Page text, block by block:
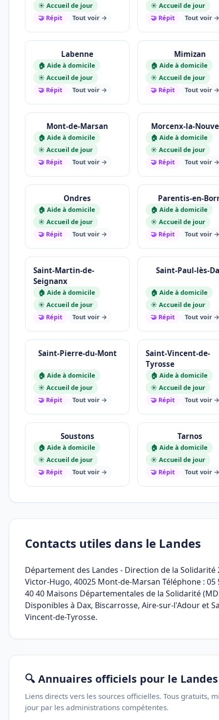
☀️ Accueil de jour
🤝 Répit
Tout voir →
☀️ Accueil de jour
🤝 Répit
Tout voir →
Labenne
🏠 Aide à domicile
☀️ Accueil de jour
🤝 Répit
Tout voir →
Mimizan
🏠 Aide à domicile
☀️ Accueil de jour
🤝 Répit
Tout voir →
Mont-de-Marsan
🏠 Aide à domicile
☀️ Accueil de jour
🤝 Répit
Tout voir →
Morcenx-la-
🏠 Aide à domicile
☀️ Accueil de jour
🤝 Répit
Tout voir →
Ondres
🏠 Aide à domicile
☀️ Accueil de jour
🤝 Répit
Tout voir →
Parentis-en-
🏠 Aide à domicile
☀️ Accueil de jour
🤝 Répit
Tout voir →
Saint-Martin-de-
Seignanx
🏠 Aide à domicile
☀️ Accueil de jour
🤝 Répit
Tout voir →
Saint-Paul-lès-
🏠 Aide à domicile
☀️ Accueil de jour
🤝 Répit
Tout voir →
Saint-Pierre-du-Mont
🏠 Aide à domicile
☀️ Accueil de jour
🤝 Répit
Tout voir →
Saint-Vincent-de-
Tyrosse
🏠 Aide à domicile
☀️ Accueil de jour
🤝 Répit
Tout voir →
Soustons
🏠 Aide à domicile
☀️ Accueil de jour
🤝 Répit
Tout voir →
Tarnos
🏠 Aide à domicile
☀️ Accueil de jour
🤝 Répit
Tout voir →
Contacts utiles dans le Landes
Département des Landes - Direction de la Solidarité
Victor-Hugo, 40025 Mont-de-Marsan Téléphone : 05
40 40 Maisons Départementales de la Solidarité
Disponibles à Dax, Biscarrosse, Aire-sur-l'Adour et
Vincent-de-Tyrosse.
🔍 Annuaires officiels pour le Landes
Liens directs vers les sources officielles. Tous gratuits,
jour par les administrations compétentes.